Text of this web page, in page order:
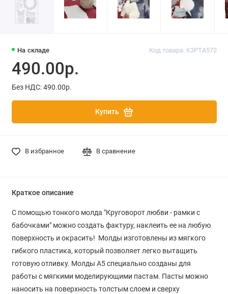
На складе Код товара: K3PTA572
490.00р.
Без НДС: 490.00р.
Купить
В избранное В сравнение
Краткое описание
С помощью тонкого молда "Круговорот любви - рамки с
бабочками" можно создать фактуру, наклеить ее на любую
поверхность и окрасить! Молды изготовлены из мягкого
гибкого пластика, который позволяет легко вытащить
готовую отливку. Молды A5 специально созданы для
работы с мягкими моделирующими пастам. Пасты можно
наносить на поверхность толстым слоем и сверху